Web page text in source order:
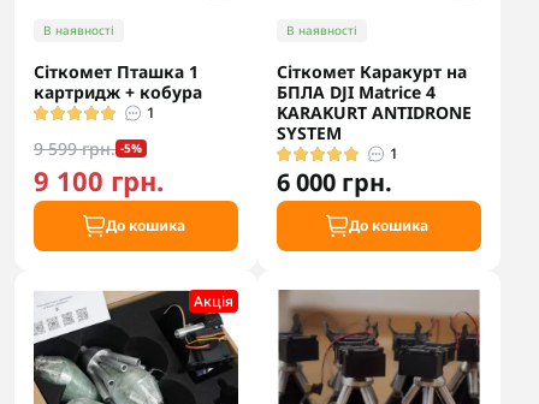
В наявності
Сіткомет Пташка 1
картридж + кобура
1
9 599 грн. -5%
9 100 грн.
До кошика
В наявності
Сіткомет Каракурт на
БПЛА DJI Matrice 4
KARAKURT ANTIDRONE
SYSTEM
1
6 000 грн.
До кошика
Акцiя